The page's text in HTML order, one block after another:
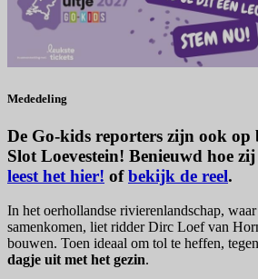
Mededeling
De Go-kids reporters zijn ook op
Slot Loevestein! Benieuwd hoe
leest het hier! ofbekijk de reel.
In het oerhollandse rivierenlandschap,
samenkomen, liet ridder Dirc Loef van
bouwen. Toen ideaal om tol te heffen,
dagje uit met het gezin.